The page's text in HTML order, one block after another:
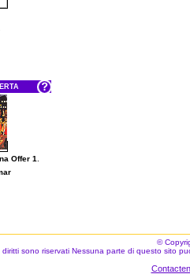
Offer 1
©
diritti sono riservati Nessuna parte di questo sito